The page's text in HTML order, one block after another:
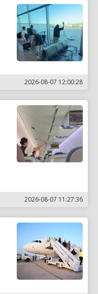
2026-08-07 12:00:28
2026-08-07 11:27:36